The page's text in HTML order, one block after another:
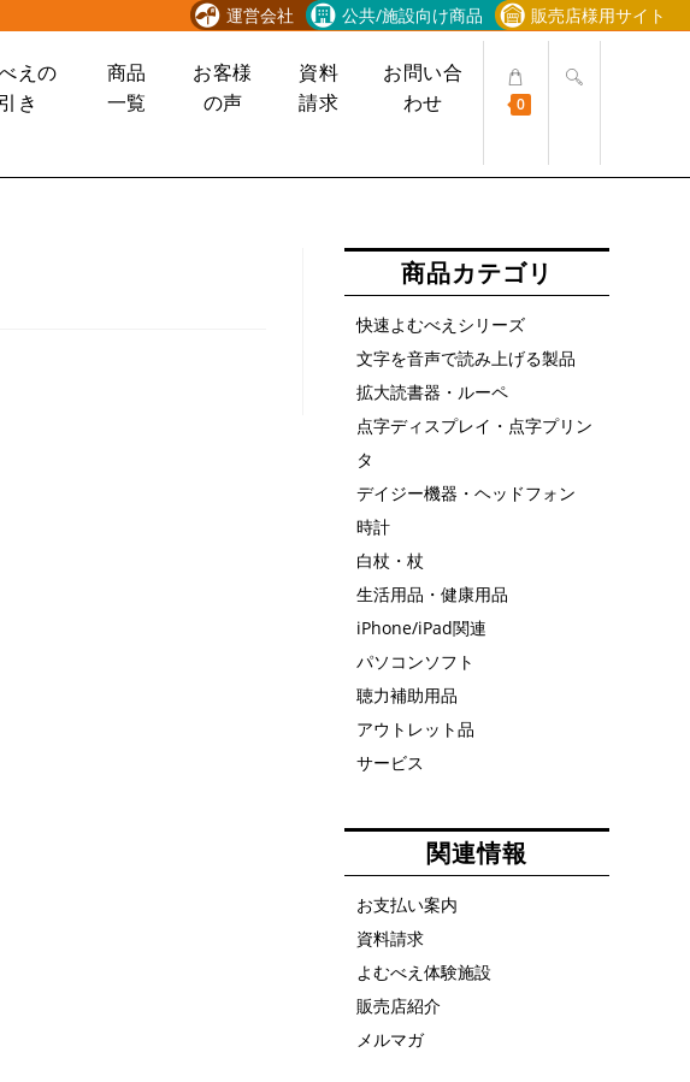
運営会社 公共/施設向け商品
販売店様用サイト
えの
き
商品
一覧
お客様
の声
資料
請求
お問い合
わせ
0
ウ
イ
検
グ
商品カテゴリ
快速よむべえシリーズ
文字を音声で読み上げる製品
拡大読書器・ルーペ
点字ディスプレイ・点字プリン
タ
デイジー機器・ヘッドフォン
時計
白杖・杖
生活用品・健康用品
iPhone/iPad関連
パソコンソフト
聴力補助用品
アウトレット品
サービス
関連情報
お支払い案内
資料請求
よむべえ体験施設
販売店紹介
メルマガ